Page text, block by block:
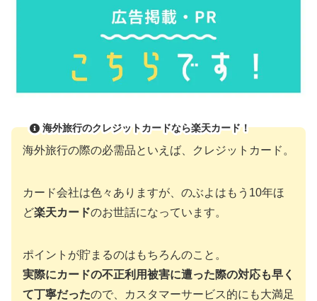
海外旅行のクレジットカードなら楽天カード！
海外旅行の際の必需品といえば、クレジットカード。
カード会社は色々ありますが、のぶよはもう10年ほ
ど楽天カードのお世話になっています。
ポイントが貯まるのはもちろんのこと。
実際にカードの不正利用被害に遭った際の対応も早く
て丁寧だったので、カスタマーサービス的にも大満足